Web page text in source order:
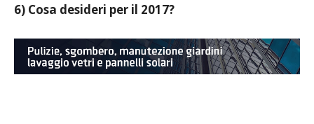
6) Cosa desideri per il 2017?